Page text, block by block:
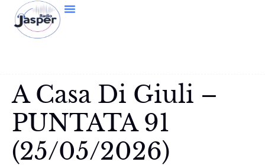
A Casa Di Giuli –
PUNTATA 91
(25/05/2026)